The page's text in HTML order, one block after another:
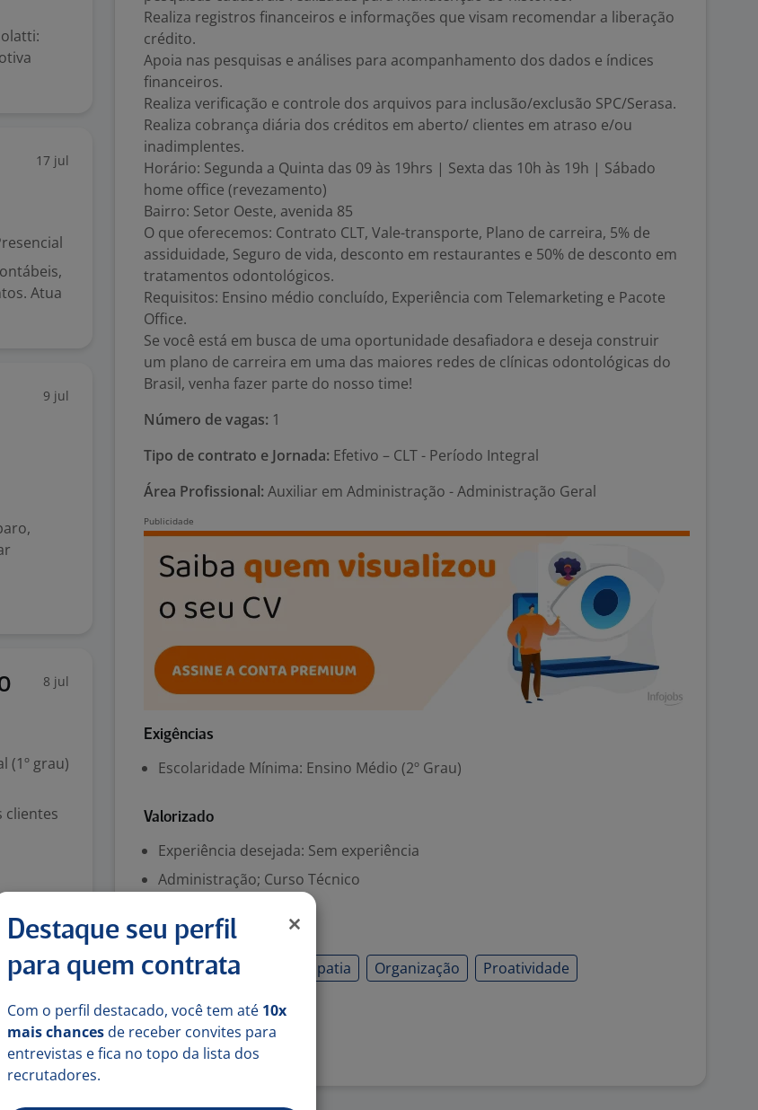
17 jul
Atua
9 jul
8 jul
(1º grau)
clientes
8 jul
Realiza registros financeiros e informações que visam recomendar a liberação
crédito.
Apoia nas pesquisas e análises para acompanhamento dos dados e índices
financeiros.
Realiza verificação e controle dos arquivos para inclusão/exclusão SPC/Serasa.
Realiza cobrança diária dos créditos em aberto/ clientes em atraso e/ou
inadimplentes.
Horário: Segunda a Quinta das 09 às 19hrs | Sexta das 10h às 19h | Sábado
home office (revezamento)
Bairro: Setor Oeste, avenida 85
O que oferecemos: Contrato CLT, Vale-transporte, Plano de carreira, 5% de
assiduidade, Seguro de vida, desconto em restaurantes e 50% de desconto em
tratamentos odontológicos.
Requisitos: Ensino médio concluído, Experiência com Telemarketing e Pacote
Office.
Se você está em busca de uma oportunidade desafiadora e deseja construir
um plano de carreira em uma das maiores redes de clínicas odontológicas do
Brasil, venha fazer parte do nosso time!
Número de vagas: 1
Tipo de contrato e Jornada: Efetivo – CLT - Período Integral
Área Profissional: Auxiliar em Administração - Administração Geral
Exigências
Escolaridade Mínima: Ensino Médio (2º Grau)
Valorizado
Experiência desejada: Sem experiência
Administração; Curso Técnico
Habilidades
Boa comunicação Empatia Organização Proatividade
Denunciar vaga
Destaque seu perfil
para quem contrata
Com o perfil destacado, você tem até 10x
mais chances de receber convites para
entrevistas e fica no topo da lista dos
recrutadores.